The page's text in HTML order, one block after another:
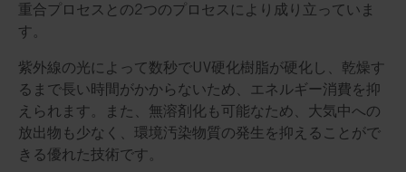
重合プロセスとの2つのプロセスにより成り立っていま
す。
紫外線の光によって数秒でUV硬化樹脂が硬化し、乾燥す
るまで長い時間がかからないため、エネルギー消費を抑
えられます。また、無溶剤化も可能なため、大気中への
放出物も少なく、環境汚染物質の発生を抑えることがで
きる優れた技術です。